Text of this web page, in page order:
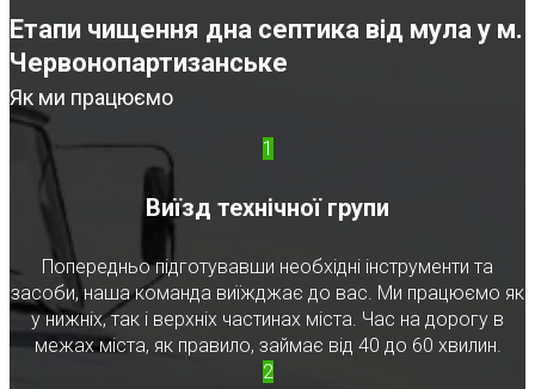
Етапи чищення дна септика від мула у м.
Червонопартизанське
Як ми працюємо
1
Виїзд технічної групи
Попередньо підготувавши необхідні інструменти та
засоби, наша команда виїжджає до вас. Ми працюємо як
у нижніх, так і верхніх частинах міста. Час на дорогу в
межах міста, як правило, займає від 40 до 60 хвилин.
2